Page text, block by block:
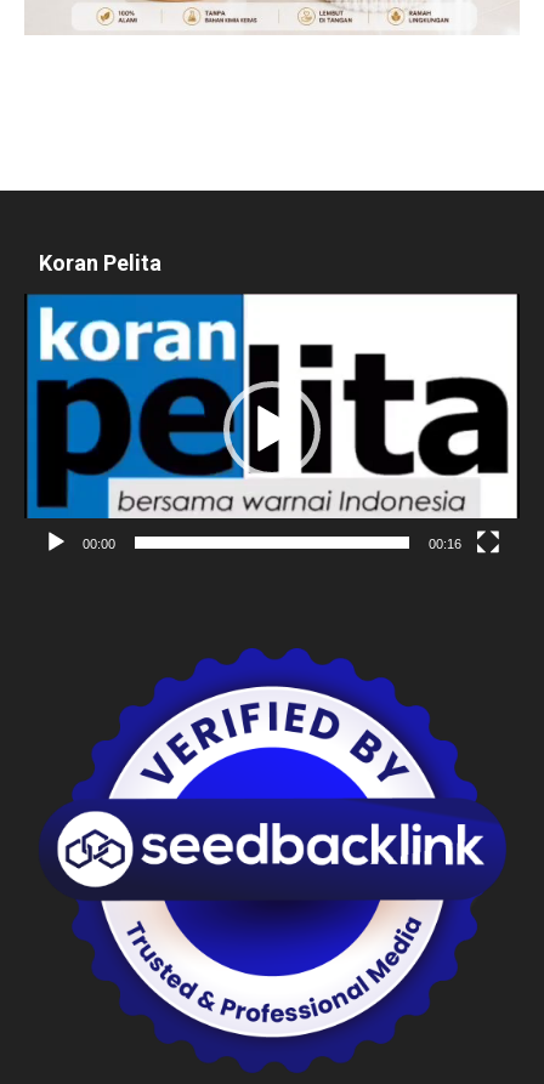
Koran Pelita
Pemutar
Video
00:00 00:16